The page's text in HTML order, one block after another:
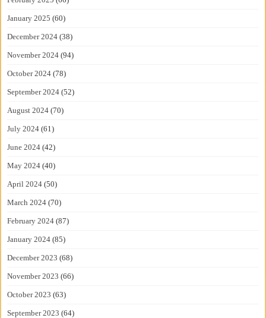
January 2025 (60)
December 2024 (38)
November 2024 (94)
October 2024 (78)
September 2024 (52)
August 2024 (70)
July 2024 (61)
June 2024 (42)
May 2024 (40)
April 2024 (50)
March 2024 (70)
February 2024 (87)
January 2024 (85)
December 2023 (68)
November 2023 (66)
October 2023 (63)
September 2023 (64)